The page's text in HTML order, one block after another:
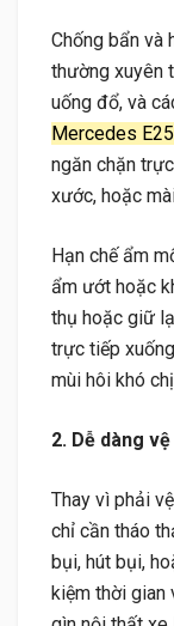
Chống bẩn và
thường xuyên
uống đổ, và
Mercedes
ngăn chặn
xước, hoặc
Hạn chế ẩm
ẩm ướt hoặc
thụ hoặc giữ
trực tiếp
mùi hôi khó
2. Dễ dàng
Thay vì phải
chỉ cần tháo
bụi, hút bụi,
kiệm thời gian